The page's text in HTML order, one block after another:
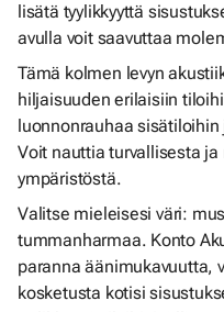
lisätä tyylikkyyttä
avulla voit saavuttaa
Tämä kolmen levyn
hiljaisuuden erilaisiin
luonnonrauhaa
Voit nauttia turvallisesta
ympäristöstä.
Valitse mieleisesi väri:
tummanharmaa. Konto
paranna äänimukavuutta,
kosketusta kotisi